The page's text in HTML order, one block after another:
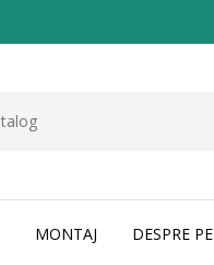
MONTAJ DESPRE